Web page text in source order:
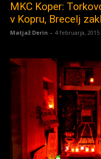
MKC Koper:
v Kopru, Brecelj
Matjaž Derin - 4 februarja, 2015